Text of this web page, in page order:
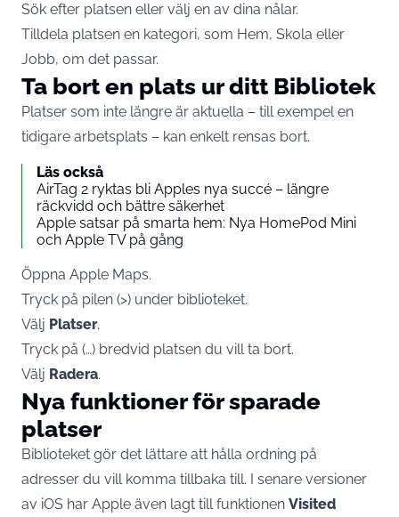
Sök efter platsen eller välj en av dina nålar.
Tilldela platsen en kategori, som Hem, Skola eller
Jobb, om det passar.
Ta bort en plats ur ditt Bibliotek
Platser som inte längre är aktuella – till exempel en
tidigare arbetsplats – kan enkelt rensas bort.
Läs också
AirTag 2 ryktas bli Apples nya succé – längre
räckvidd och bättre säkerhet
Apple satsar på smarta hem: Nya HomePod Mini
och Apple TV på gång
Öppna Apple Maps.
Tryck på pilen (>) under biblioteket.
Välj Platser.
Tryck på (…) bredvid platsen du vill ta bort.
Välj Radera.
Nya funktioner för sparade
platser
Biblioteket gör det lättare att hålla ordning på
adresser du vill komma tillbaka till. I senare versioner
av iOS har Apple även lagt till funktionen Visited